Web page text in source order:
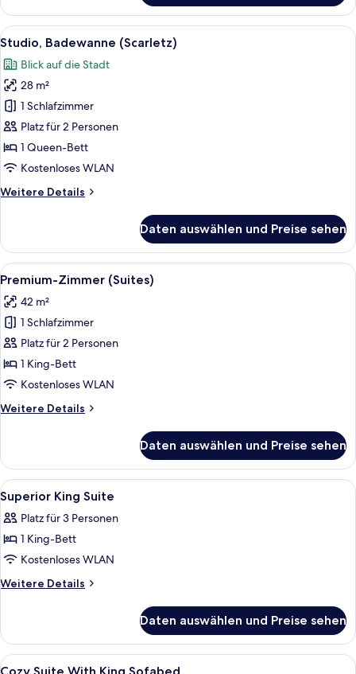
Zimmer
(Suites)
Alle
Fotos
für
Studio,
Badewanne
(Scarletz)
anzeigen
Ein modernes Hotelzimmer mit
20
Studio, Badewanne (Scarletz)
Blick auf die Stadt
28 m²
1 Schlafzimmer
Platz für 2 Personen
1 Queen-Bett
Kostenloses WLAN
Weitere Details
Weitere
Badewanne
(Scarletz)
Daten auswählen und Preise sehen
Alle
Fotos
für
Premium-
Zimmer
(Suites)
anzeigen
Ein Hotelzimmer mit einem großen
19
Premium-Zimmer (Suites)
42 m²
1 Schlafzimmer
Platz für 2 Personen
1 King-Bett
Kostenloses WLAN
Weitere Details
Weitere
Zimmer
(Suites)
Daten auswählen und Preise sehen
Alle
Fotos
für
Superior
King
Suite
Eigene Küche | Mikrowelle,
10
Superior King Suite
Platz für 3 Personen
1 King-Bett
Kostenloses WLAN
Weitere Details
Weitere
King
Suite
Daten auswählen und Preise sehen
Alle
Hochwertige Bettwaren,
14